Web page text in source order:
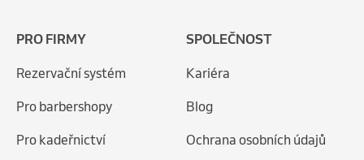
PRO FIRMY
Rezervační systém
Pro barbershopy
Pro kadeřnictví
SPOLEČNOST
Kariéra
Blog
Ochrana osobních údajů